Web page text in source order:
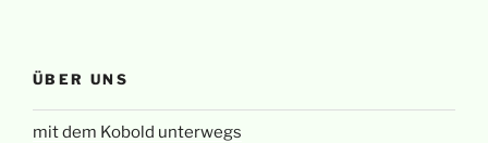
ÜBER UNS
mit dem Kobold unterwegs